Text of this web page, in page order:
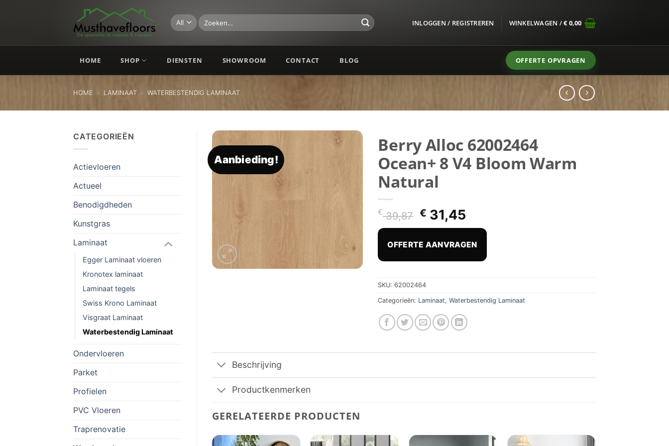
Zoeken
naar:
INLOGGEN / REGISTREREN WINKELWAGEN /€0,00
HOME SHOP DIENSTEN SHOWROOM CONTACT BLOG OFFERTE OPVRAGEN
HOME » LAMINAAT » WATERBESTENDIG LAMINAAT
CATEGORIEËN
Actievloeren
Actueel
Benodigdheden
Kunstgras
Laminaat
Egger Laminaat vloeren
Kronotex laminaat
Laminaat tegels
Swiss Krono Laminaat
Visgraat Laminaat
Waterbestendig Laminaat
Ondervloeren
Parket
Profielen
PVC Vloeren
Traprenovatie
Aanbieding!
Toevoegen
aan
verlanglijst
Berry Alloc 62002464
Ocean+ 8 V4 Bloom Warm
Natural
€39,87 Oorspronkelijke
prijs
was:
€ 39,87.
€ 31,45Huidige
prijs
is:
€ 31,45.
OFFERTE AANVRAGEN
SKU:62002464
Categorieën: Laminaat,Waterbestendig Laminaat
Beschrijving
Productkenmerken
GERELATEERDE PRODUCTEN